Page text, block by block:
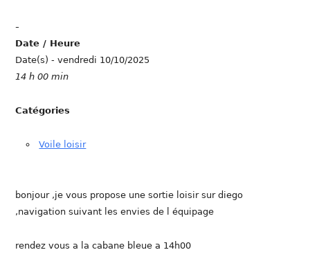
-
Date / Heure
Date(s) - vendredi 10/10/2025
14 h 00 min
Catégories
Voile loisir
bonjour ,je vous propose une sortie loisir sur diego
,navigation suivant les envies de l équipage
rendez vous a la cabane bleue a 14h00